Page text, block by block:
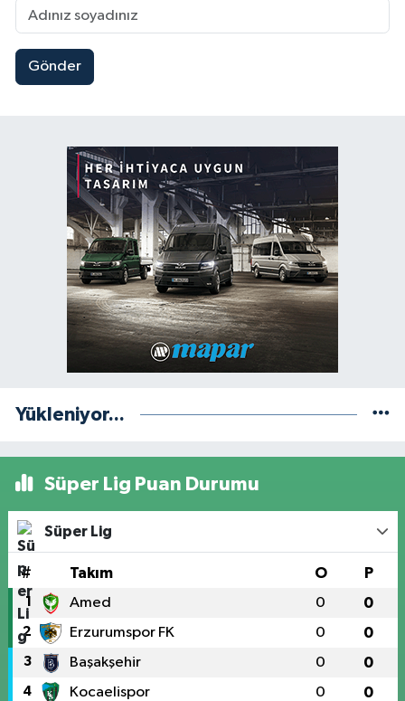
Gönder
Yükleniyor...
Süper Lig Puan Durumu
Süper Lig
# Takım O P
1 Amed 0 0
2 Erzurumspor FK 0 0
3 Başakşehir 0 0
4 Kocaelispor 0 0